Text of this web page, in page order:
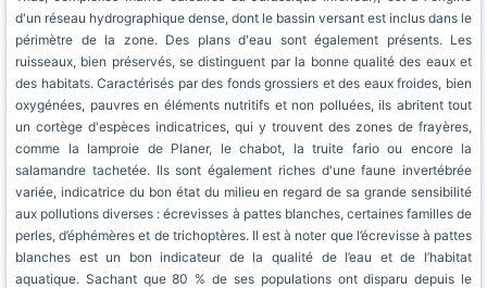
d'un réseau hydrographique dense, dont le bassin versant est inclus dans le
périmètre de la zone. Des plans d'eau sont également présents. Les
ruisseaux, bien préservés, se distinguent par la bonne qualité des eaux et
des habitats. Caractérisés par des fonds grossiers et des eaux froides, bien
oxygénées, pauvres en éléments nutritifs et non polluées, ils abritent tout
un cortège d'espèces indicatrices, qui y trouvent des zones de frayères,
comme la lamproie de Planer, le chabot, la truite fario ou encore la
salamandre tachetée. Ils sont également riches d'une faune invertébrée
variée, indicatrice du bon état du milieu en regard de sa grande sensibilité
aux pollutions diverses : écrevisses à pattes blanches, certaines familles de
perles, d’éphémères et de trichoptères. Il est à noter que l’écrevisse à pattes
blanches est un bon indicateur de la qualité de l’eau et de l’habitat
aquatique. Sachant que 80 % de ses populations ont disparu depuis le